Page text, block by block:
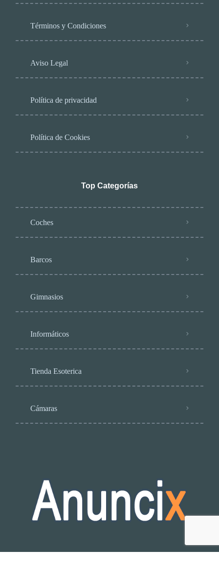
Términos y Condiciones
Aviso Legal
Política de privacidad
Política de Cookies
Top Categorías
Coches
Barcos
Gimnasios
Informáticos
Tienda Esoterica
Cámaras